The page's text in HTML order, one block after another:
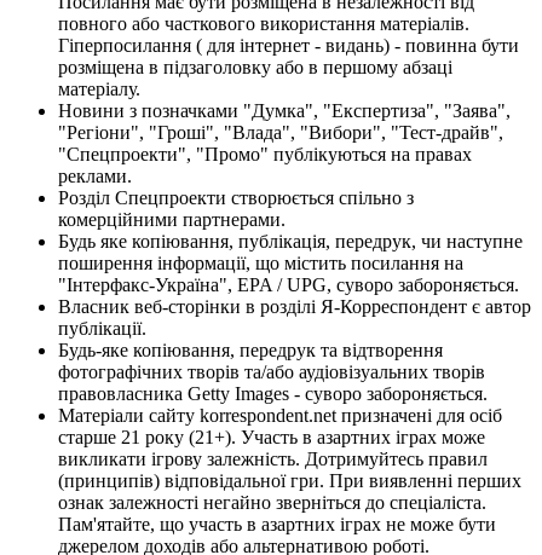
повного або часткового використання матеріалів.
Гіперпосилання ( для інтернет - видань) - повинна бути
розміщена в підзаголовку або в першому абзаці
матеріалу.
Новини з позначками "Думка", "Експертиза", "Заява",
"Регіони", "Гроші", "Влада", "Вибори", "Тест-драйв",
"Спецпроекти", "Промо" публікуються на правах
реклами.
Розділ Спецпроекти створюється спільно з
комерційними партнерами.
Будь яке копіювання, публікація, передрук, чи наступне
поширення інформації, що містить посилання на
"Інтерфакс-Україна", EPA / UPG, суворо забороняється.
Власник веб-сторінки в розділі Я-Корреспондент є автор
публікації.
Будь-яке копіювання, передрук та відтворення
фотографічних творів та/або аудіовізуальних творів
правовласника Getty Images - суворо забороняється.
Матеріали сайту korrespondent.net призначені для осіб
старше 21 року (21+). Участь в азартних іграх може
викликати ігрову залежність. Дотримуйтесь правил
(принципів) відповідальної гри. При виявленні перших
ознак залежності негайно зверніться до спеціаліста.
Пам'ятайте, що участь в азартних іграх не може бути
джерелом доходів або альтернативою роботі.